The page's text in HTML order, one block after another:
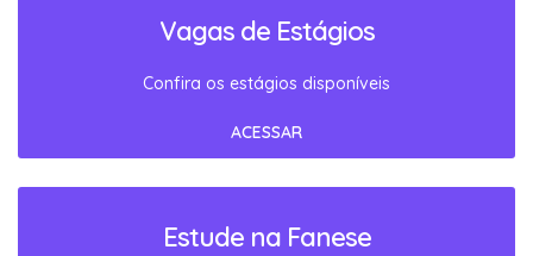
Vagas de Estágios
Confira os estágios disponíveis
ACESSAR
Estude na Fanese